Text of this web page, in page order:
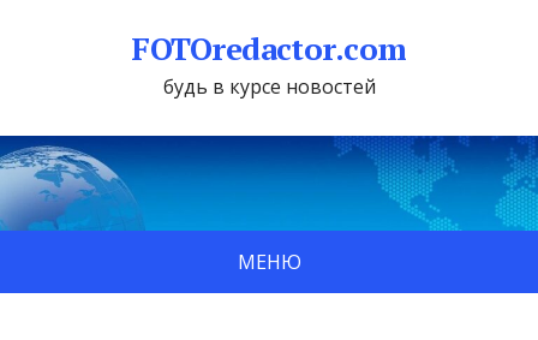
FOTOredactor.com
будь в курсе новостей
МЕНЮ